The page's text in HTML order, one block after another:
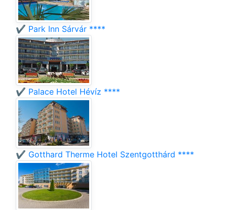
✔️ Park Inn Sárvár ****
✔️ Palace Hotel Hévíz ****
✔️ Gotthard Therme Hotel Szentgotthárd ****